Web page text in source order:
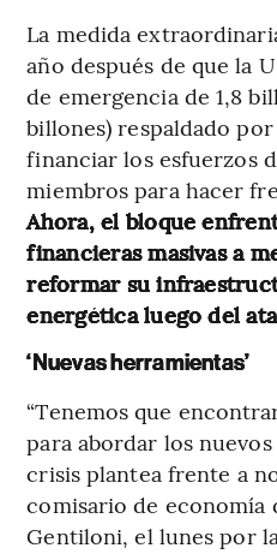
La medida
año después de que la
de emergencia de 1,8
billones) respaldado
financiar los esfuerzos
miembros para hacer
Ahora, el bloque
financieras masivas a
reformar su
energética luego del
‘Nuevas herramientas’
“Tenemos que
para abordar los
crisis plantea frente a
comisario de economía
Gentiloni, el lunes por